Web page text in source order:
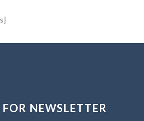
NEWSLETTER